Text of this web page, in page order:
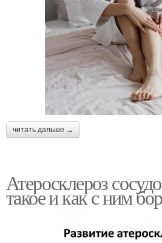
читать дальше →
Атеросклероз
такое и как с ним